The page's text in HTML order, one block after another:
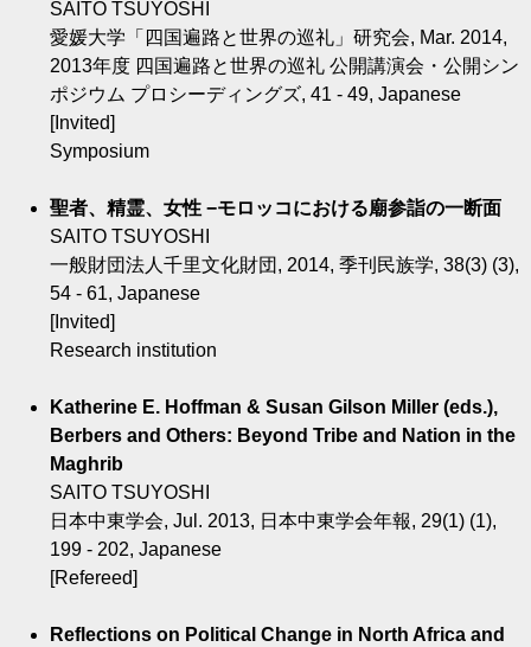
SAITO TSUYOSHI
愛媛大学「四国遍路と世界の巡礼」研究会, Mar. 2014,
2013年度 四国遍路と世界の巡礼 公開講演会・公開シン
ポジウム プロシーディングズ, 41 - 49, Japanese
[Invited]
Symposium
聖者、精霊、女性 −モロッコにおける廟参詣の一断面
SAITO TSUYOSHI
一般財団法人千里文化財団, 2014, 季刊民族学, 38(3) (3),
54 - 61, Japanese
[Invited]
Research institution
Katherine E. Hoffman & Susan Gilson Miller (eds.),
Berbers and Others: Beyond Tribe and Nation in the
Maghrib
SAITO TSUYOSHI
日本中東学会, Jul. 2013, 日本中東学会年報, 29(1) (1),
199 - 202, Japanese
[Refereed]
Reflections on Political Change in North Africa and